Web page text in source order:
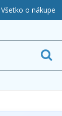
Všetko o nákupe